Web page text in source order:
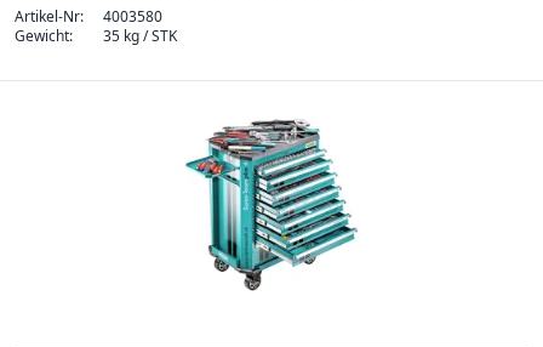
Artikel-Nr:
4003580
Gewicht:
35 kg / STK